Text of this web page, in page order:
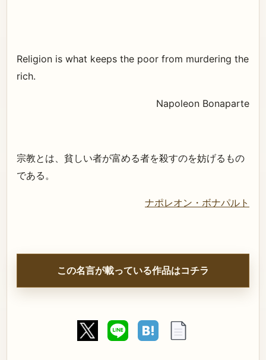
Religion is what keeps the poor from murdering the
rich.
Napoleon Bonaparte
宗教とは、貧しい者が富める者を殺すのを妨げるもの
である。
ナポレオン・ボナパルト
この名言が載っている作品はコチラ